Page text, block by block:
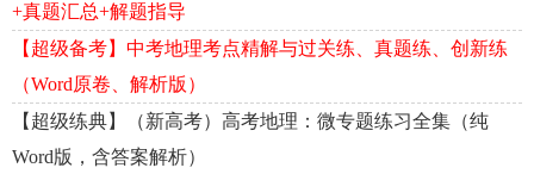
+真题汇总+解题指导
【超级备考】中考地理考点精解与过关练、真题练、创新练
（Word原卷、解析版）
【超级练典】（新高考）高考地理：微专题练习全集（纯
Word版，含答案解析）